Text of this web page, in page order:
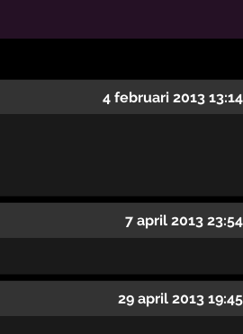
4 februari 2013 13:14
7 april 2013 23:54
29 april 2013 19:45